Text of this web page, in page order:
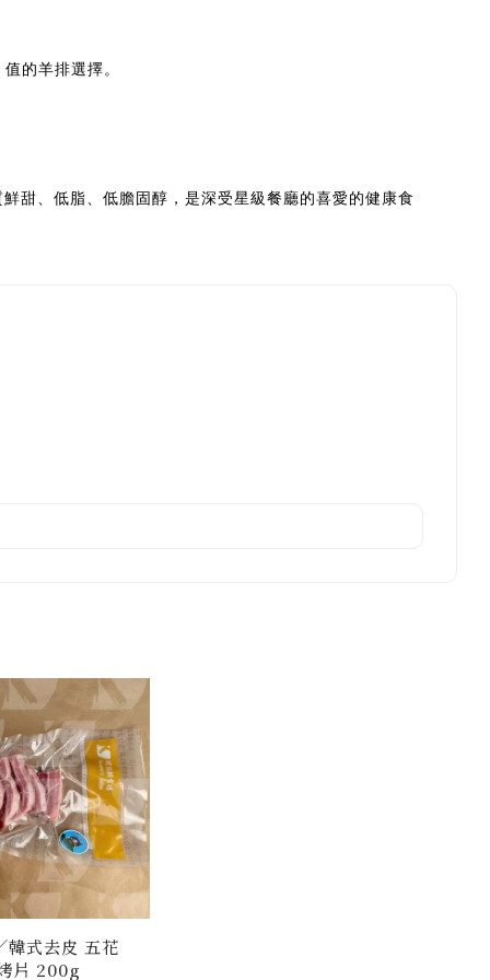
的羊排選擇。
甜、低脂、低膽固醇，是深受星級餐廳的喜愛的健康食
韓式去皮 五花
片 200g